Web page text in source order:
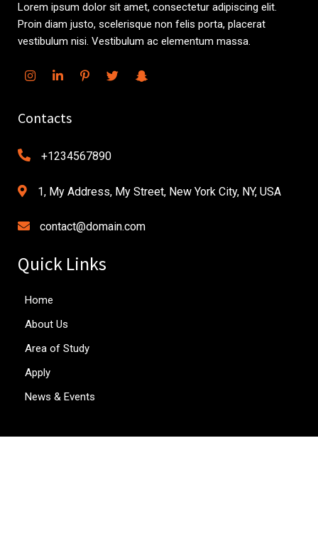
Lorem ipsum dolor sit amet, consectetur adipiscing elit.
Proin diam justo, scelerisque non felis porta, placerat
vestibulum nisi. Vestibulum ac elementum massa.
Contacts
+1234567890
1, My Address, My Street, New York City, NY, USA
contact@domain.com
Quick Links
Home
About Us
Area of Study
Apply
News & Events